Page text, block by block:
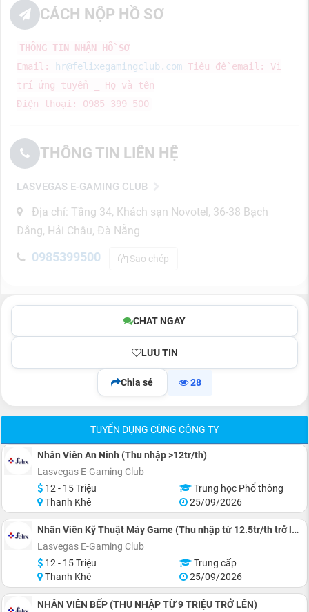
CÁCH NỘP HỒ SƠ
THÔNG TIN NHẬN HỒ SƠ
Email:
hr@felixegamingclub.com Tiêu đề email: Vị
trí ứng tuyển _ Họ và tên
Điện thoại: 0985 399 500
THÔNG TIN LIÊN HỆ
LASVEGAS E-GAMING CLUB
Địa chỉ: Tầng 34, Khách sạn Novotel, 36-38 Bạch
Đằng, Hải Châu, Đà Nẵng
0985399500 Sao chép
CHAT NGAY
LƯU TIN
Chia sẻ 28
TUYỂN DỤNG CÙNG CÔNG TY
Nhân Viên An Ninh (Thu nhập >12tr/th)
Lasvegas E-Gaming Club
12 - 15 Triệu
Trung học Phổ thông
Thanh Khê
25/09/2026
Nhân Viên Kỹ Thuật Máy Game (Thu nhập từ 12.5tr/th trở lên)
Lasvegas E-Gaming Club
12 - 15 Triệu
Trung cấp
Thanh Khê
25/09/2026
NHÂN VIÊN BẾP (THU NHẬP TỪ 9 TRIỆU TRỞ LÊN)